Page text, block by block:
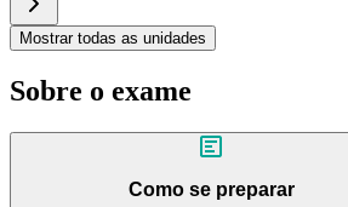
Mostrar todas as unidades
Sobre o exame
Como se preparar